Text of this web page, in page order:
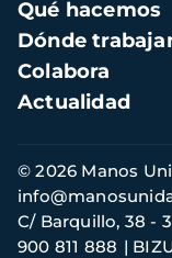
Qué hacemos
Dónde
Colabora
Actualidad
Información
de
contacto
© 2026 Manos
C/ Barquillo, 38 -
900 811 888